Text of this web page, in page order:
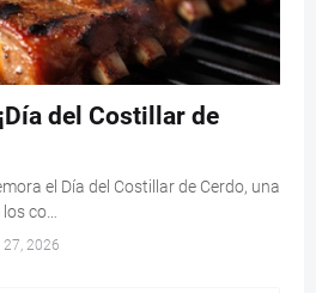
del Costillar de
el Día del Costillar de Cerdo, una
co…
27, 2026